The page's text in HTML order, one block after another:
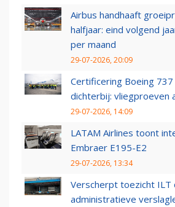
Airbus handhaaft
halfjaar: eind volgend
per maand
29-07-2026, 20:09
Certificering Boeing
dichterbij: vliegproeven
29-07-2026, 14:09
LATAM Airlines toont
Embraer E195-E2
29-07-2026, 13:34
Verscherpt toezicht ILT
administratieve